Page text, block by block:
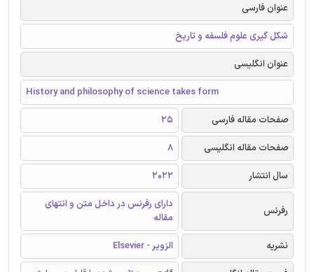
عنوان فارسی
شکل گیری علوم فلسفه و تاریخ
عنوان انگلیسی
History and philosophy of science takes form
صفحات مقاله فارسی
25
صفحات مقاله انگلیسی
8
سال انتشار
2022
رفرنس
دارای رفرنس در داخل متن و انتهای
مقاله
نشریه
الزویر - Elsevier